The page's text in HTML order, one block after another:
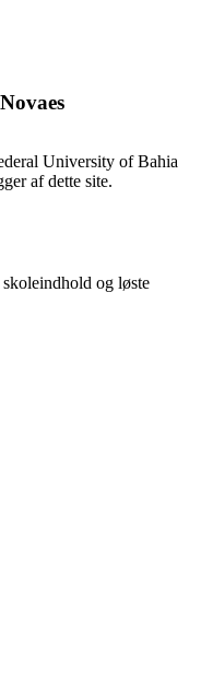
University of Bahia
af dette site.
og løste